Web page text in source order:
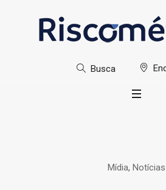
Busca
Mídia, Notícias